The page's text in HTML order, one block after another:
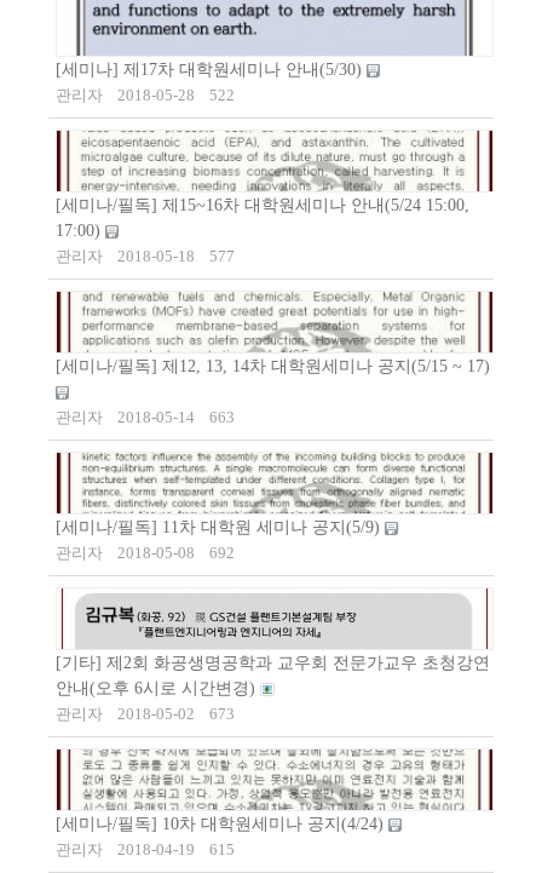
[세미나] 제17차 대학원세미나 안내(5/30)
관리자
2018-05-28 522
[세미나/필독] 제15~16차 대학원세미나 안내(5/24 15:00,
17:00)
관리자
2018-05-18 577
[세미나/필독] 제12, 13, 14차 대학원세미나 공지(5/15 ~ 17)
관리자 2018-05-14 663
[세미나/필독] 11차 대학원 세미나 공지(5/9)
관리자
2018-05-08 692
[기타] 제2회 화공생명공학과 교우회 전문가교우 초청강연
안내(오후 6시로 시간변경)
관리자
2018-05-02 673
[세미나/필독] 10차 대학원세미나 공지(4/24)
관리자
2018-04-19 615